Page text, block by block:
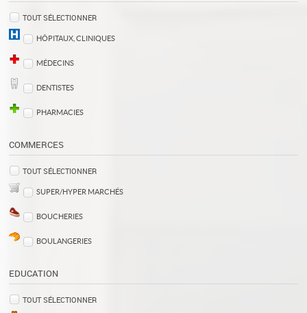
TOUT SÉLECTIONNER
HÔPITAUX, CLINIQUES
MÉDECINS
DENTISTES
PHARMACIES
COMMERCES
TOUT SÉLECTIONNER
SUPER/HYPER MARCHÉS
BOUCHERIES
BOULANGERIES
EDUCATION
TOUT SÉLECTIONNER